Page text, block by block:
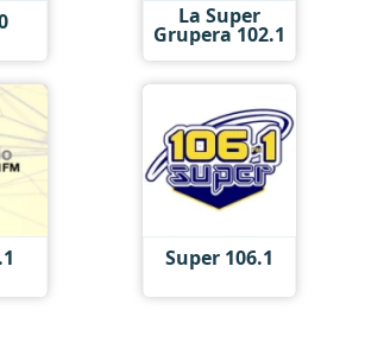
La Super
Grupera 102.1
Super 106.1